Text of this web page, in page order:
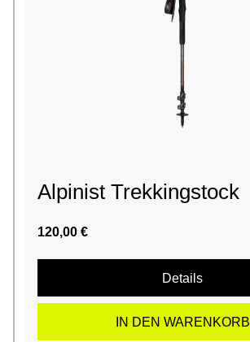
Alpinist Trekkingstock
120,00 €
Details
IN DEN WARENKORB